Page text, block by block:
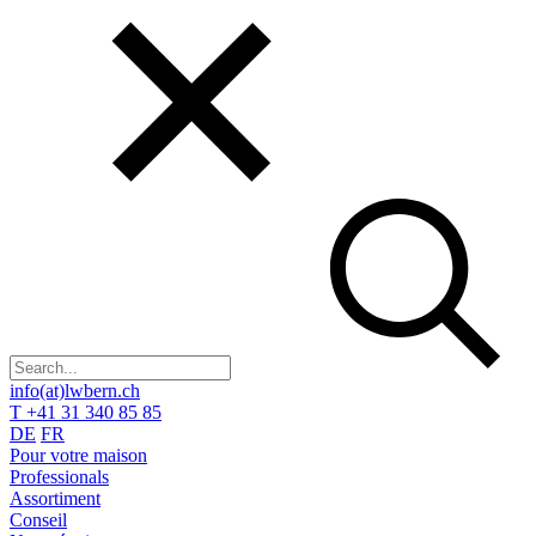
info(at)lwbern.ch
T +41 31 340 85 85
DE FR
Pour votre maison
Professionals
Assortiment
Conseil